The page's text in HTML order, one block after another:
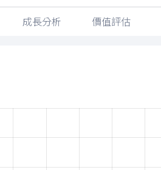
成長分析 價值評估